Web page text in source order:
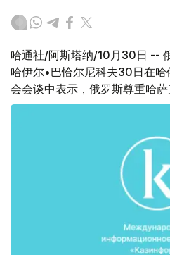
哈通社/阿斯塔纳/10月30日 --
哈伊尔•巴恰尔尼科夫30日在
会会谈中表示，俄罗斯尊重哈萨